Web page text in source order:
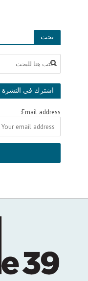
بحث
اشترك في النشرة
Email address: